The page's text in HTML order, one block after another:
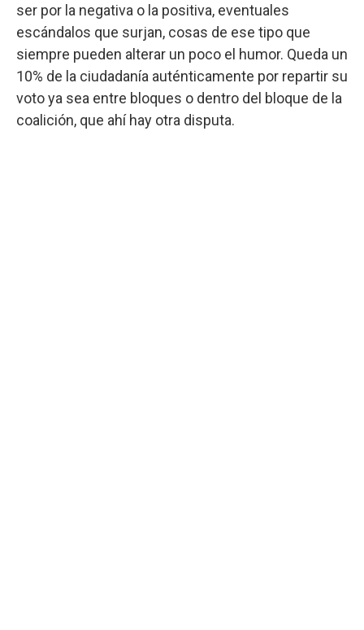
ser por la negativa o la positiva, eventuales
escándalos que surjan, cosas de ese tipo que
siempre pueden alterar un poco el humor. Queda un
10% de la ciudadanía auténticamente por repartir su
voto ya sea entre bloques o dentro del bloque de la
coalición, que ahí hay otra disputa.